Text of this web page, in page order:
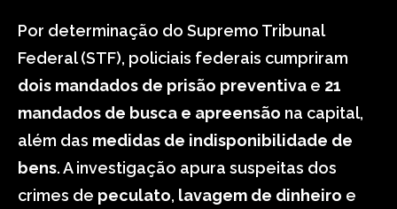
Por determinação do Supremo Tribunal
Federal (STF), policiais federais cumpriram
dois mandados de prisão preventiva e 21
mandados de busca e apreensão na capital,
além das medidas de indisponibilidade de
bens. A investigação apura suspeitas dos
crimes de peculato, lavagem de dinheiro e